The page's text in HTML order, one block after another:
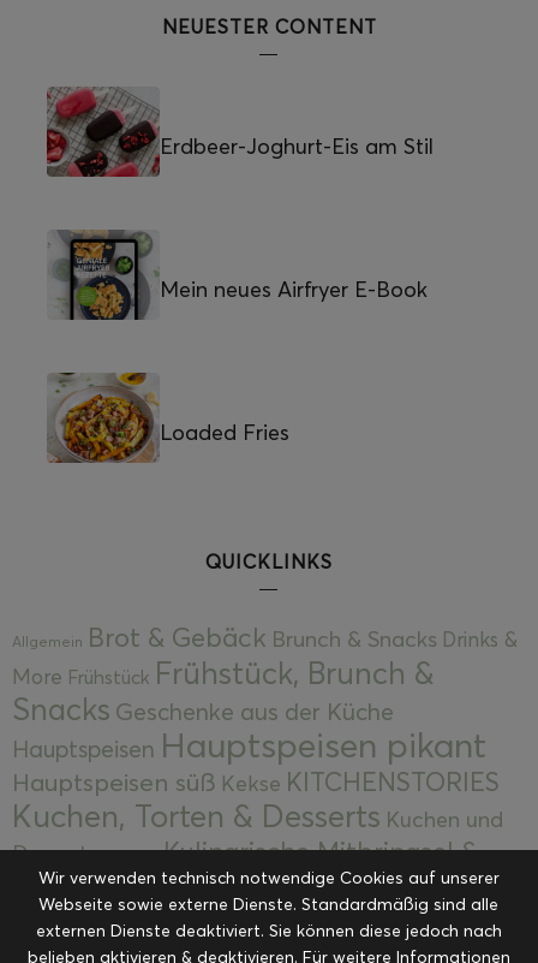
NEUESTER CONTENT
Erdbeer-Joghurt-Eis am Stil
Mein neues Airfryer E-Book
Loaded Fries
QUICKLINKS
Allgemein Brot & Gebäck Brunch & Snacks Drinks &
More Frühstück Frühstück, Brunch &
Snacks Geschenke aus der Küche
Hauptspeisen Hauptspeisen pikant
Hauptspeisen süß Kekse KITCHENSTORIES
Kuchen, Torten & Desserts Kuchen und
Desserts
Kulinarische Mitbringsel &
Eingemachtes Ohne Kategorie Ostern Resteküche
RezepteSaisonalSliderStartseite
Wir verwenden technisch notwendige Cookies auf unserer
Webseite sowie externe Dienste. Standardmäßig sind alle
externen Dienste deaktiviert. Sie können diese jedoch nach
belieben aktivieren & deaktivieren. Für weitere Informationen